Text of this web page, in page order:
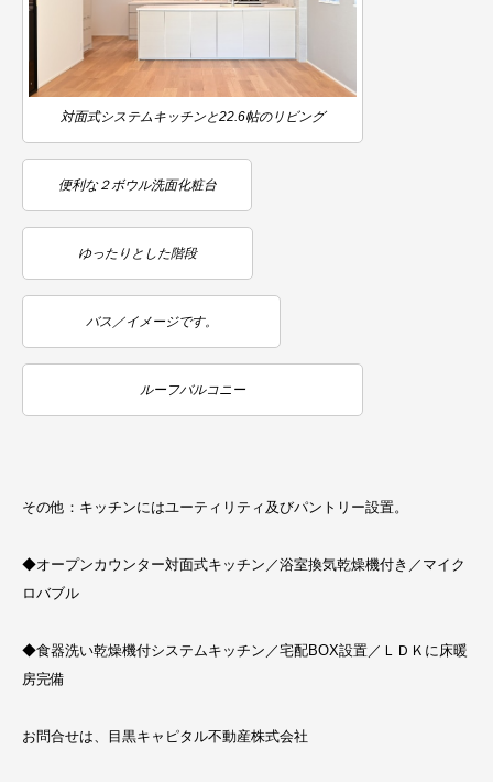
対面式システムキッチンと22.6帖のリビング
便利な２ボウル洗面化粧台
ゆったりとした階段
バス／イメージです。
ルーフバルコニー
その他：キッチンにはユーティリティ及びパントリー設置。
◆オープンカウンター対面式キッチン／浴室換気乾燥機付き／マイク
ロバブル
◆食器洗い乾燥機付システムキッチン／宅配BOX設置／ＬＤＫに床暖
房完備
お問合せは、目黒キャピタル不動産株式会社